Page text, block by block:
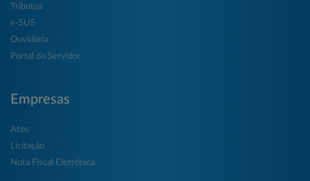
Tributos
e-SUS
Ouvidoria
Portal do Servidor
Empresas
Atos
Licitação
Nota Fiscal Eletrônica